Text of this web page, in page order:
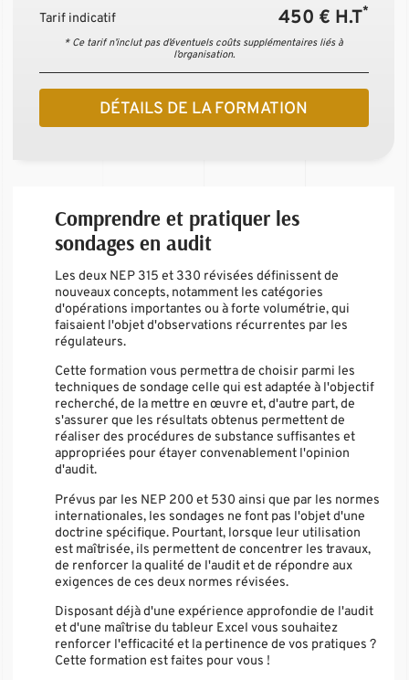
Tarif indicatif 450 € H.T*
* Ce tarif n’inclut pas d’éventuels coûts supplémentaires liés à
l’organisation.
DÉTAILS DE LA FORMATION
Comprendre et pratiquer les
sondages en audit
Les deux NEP 315 et 330 révisées définissent de
nouveaux concepts, notamment les catégories
d'opérations importantes ou à forte volumétrie, qui
faisaient l'objet d'observations récurrentes par les
régulateurs.
Cette formation vous permettra de choisir parmi les
techniques de sondage celle qui est adaptée à l'objectif
recherché, de la mettre en œuvre et, d'autre part, de
s'assurer que les résultats obtenus permettent de
réaliser des procédures de substance suffisantes et
appropriées pour étayer convenablement l'opinion
d'audit.
Prévus par les NEP 200 et 530 ainsi que par les normes
internationales, les sondages ne font pas l'objet d'une
doctrine spécifique. Pourtant, lorsque leur utilisation
est maîtrisée, ils permettent de concentrer les travaux,
de renforcer la qualité de l'audit et de répondre aux
exigences de ces deux normes révisées.
Disposant déjà d'une expérience approfondie de l'audit
et d'une maîtrise du tableur Excel vous souhaitez
renforcer l'efficacité et la pertinence de vos pratiques ?
Cette formation est faites pour vous !